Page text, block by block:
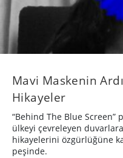
Mavi Maskenin
Hikayeler
“Behind The Blue
ülkeyi çevreleyen duvarlara
hikayelerini özgürlüğüne
peşinde.